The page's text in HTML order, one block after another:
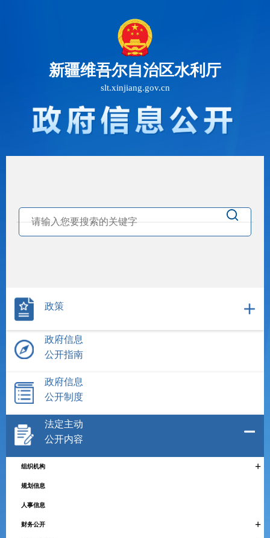
新疆维吾尔自治区水利厅
slt.xinjiang.gov.cn
政策
政府信息
公开指南
政府信息
公开制度
法定主动
公开内容
组织机构 +
规划信息
人事信息
财务公开 +